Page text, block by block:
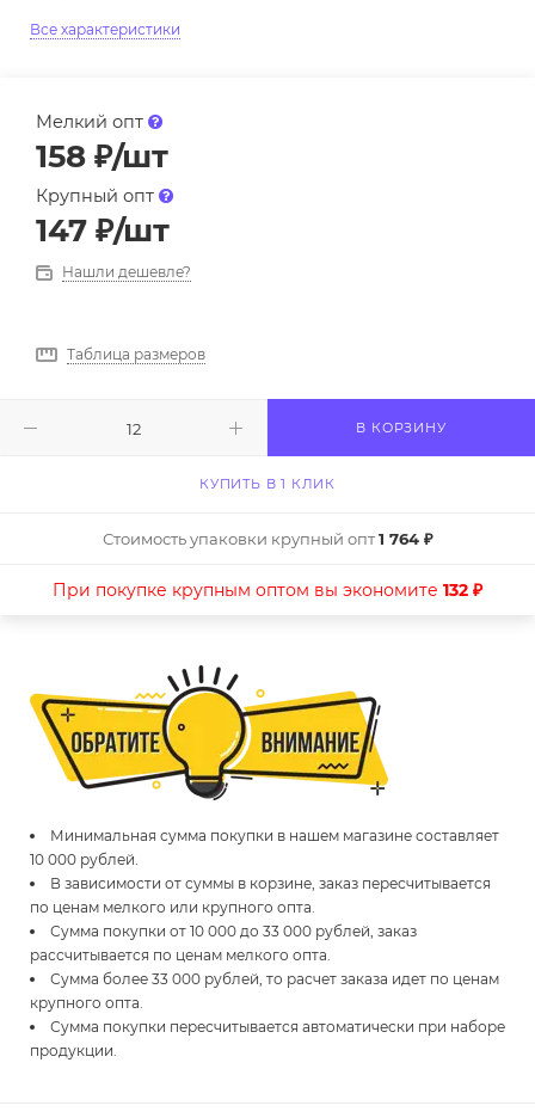
Все характеристики
Мелкий опт
158 ₽/шт
Крупный опт
147 ₽/шт
Нашли дешевле?
Таблица размеров
В КОРЗИНУ
КУПИТЬ В 1 КЛИК
Стоимость упаковки крупный опт1 764 ₽
При покупке крупным оптом вы экономите 132 ₽
Минимальная сумма покупки в нашем магазине составляет
10 000 рублей.
В зависимости от суммы в корзине, заказ пересчитывается
по ценам мелкого или крупного опта.
Сумма покупки от 10 000 до 33 000 рублей, заказ
рассчитывается по ценам мелкого опта.
Сумма более 33 000 рублей, то расчет заказа идет по ценам
крупного опта.
Сумма покупки пересчитывается автоматически при наборе
продукции.